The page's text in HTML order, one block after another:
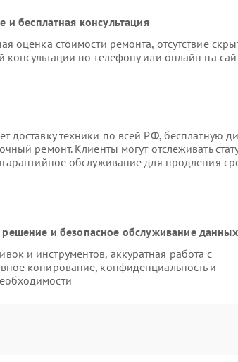
бесплатная консультация
оценка стоимости ремонта, отсутствие
по телефону или онлайн на
доставку техники по всей РФ, бесплатную
ремонт. Клиенты могут отслеживать
обслуживание для продления
и безопасное обслуживание данных
и инструментов, аккуратная работа с
копирование, конфиденциальность и